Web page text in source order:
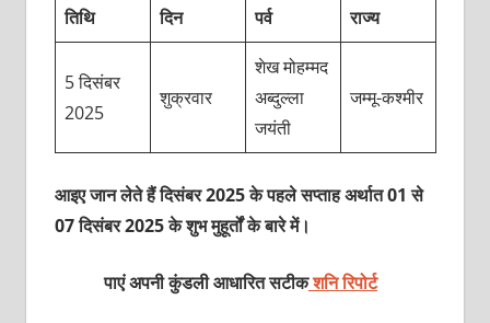
तिथि दिन पर्व राज्य
5 दिसंबर
2025
शुक्रवार
शेख मोहम्मद
अब्दुल्ला
जयंती
जम्मू-कश्मीर
आइए जान लेते हैं दिसंबर 2025 के पहले सप्ताह अर्थात 01 से
07 दिसंबर 2025 के शुभ मुहूर्तों के बारे में।
पाएं अपनी कुंडली आधारित सटीकशनि रिपोर्ट